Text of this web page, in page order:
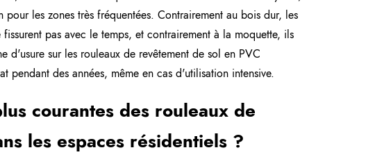
les zones très fréquentées. Contrairement au bois dur, les
pas avec le temps, et contrairement à la moquette, ils
d'usure sur les rouleaux de revêtement de sol en PVC
pendant des années, même en cas d'utilisation intensive.
courantes des rouleaux de
les espaces résidentiels ?